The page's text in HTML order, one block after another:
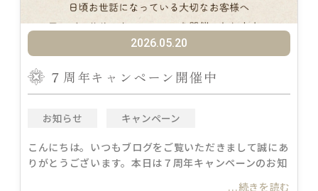
2026.05.20
７周年キャンペーン開催中
お知らせ キャンペーン
こんにちは。いつもブログをご覧いただきまして誠にあ
りがとうございます。本日は７周年キャンペーンのお知
...続きを読む